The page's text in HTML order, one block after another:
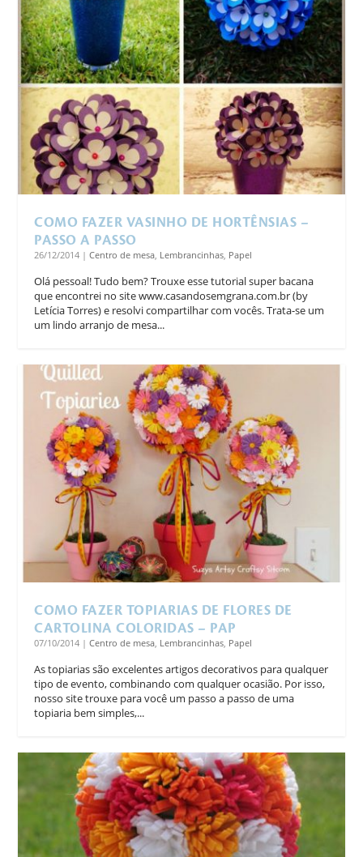
COMO FAZER VASINHO DE HORTÊNSIAS –
PASSO A PASSO
26/12/2014 |Centro de mesa, Lembrancinhas, Papel
Olá pessoal! Tudo bem? Trouxe esse tutorial super bacana
que encontrei no site www.casandosemgrana.com.br (by
Letícia Torres) e resolvi compartilhar com vocês. Trata-se um
um lindo arranjo de mesa...
COMO FAZER TOPIARIAS DE FLORES DE
CARTOLINA COLORIDAS – PAP
07/10/2014 |Centro de mesa, Lembrancinhas, Papel
As topiarias são excelentes artigos decorativos para qualquer
tipo de evento, combinando com qualquer ocasião. Por isso,
nosso site trouxe para você um passo a passo de uma
topiaria bem simples,...